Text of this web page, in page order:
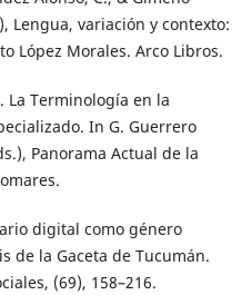
Lengua, variación y contexto:
López Morales. Arco Libros.
La Terminología en la
In G. Guerrero
Panorama Actual de la
digital como género
de la Gaceta de Tucumán.
(69), 158–216.